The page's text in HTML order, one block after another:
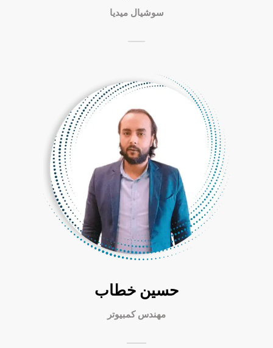
سوشيال ميديا
حسين خطاب
مهندس كمبيوتر